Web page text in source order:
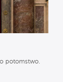
potomstwo.